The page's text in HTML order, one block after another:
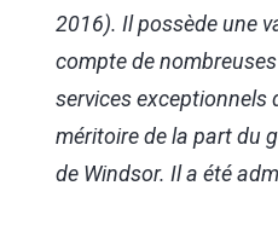
2016). Il possède une
compte de
services exceptionnels
méritoire de la part du
de Windsor. Il a été